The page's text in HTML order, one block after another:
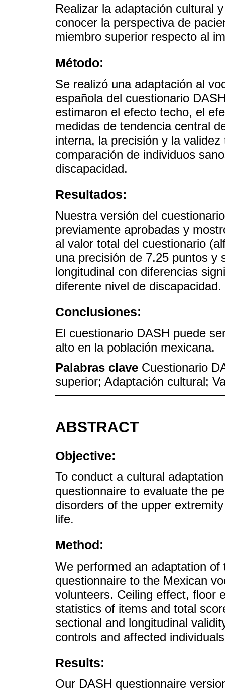
Realizar la adaptación cultural
conocer la perspectiva de
miembro superior respecto al
Método:
Se realizó una adaptación al
española del cuestionario
estimaron el efecto techo, el
medidas de tendencia central
interna, la precisión y la
comparación de individuos
discapacidad.
Resultados:
Nuestra versión del
previamente aprobadas y
al valor total del cuestionario
una precisión de 7.25 puntos y
longitudinal con diferencias
diferente nivel de discapacidad.
Conclusiones:
El cuestionario DASH puede
alto en la población mexicana.
Palabras clave Cuestionario
superior; Adaptación cultural;
ABSTRACT
Objective:
To conduct a cultural
questionnaire to evaluate the
disorders of the upper
life.
Method:
We performed an adaptation
questionnaire to the Mexican
volunteers. Ceiling effect, floor
statistics of items and total
sectional and longitudinal
controls and affected
Results:
Our DASH questionnaire